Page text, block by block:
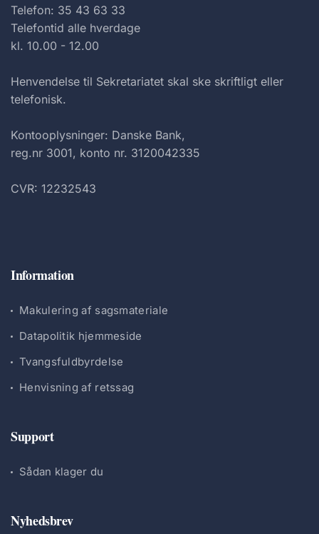
Telefon: 35 43 63 33
Telefontid alle hverdage
kl. 10.00 - 12.00
Henvendelse til Sekretariatet skal ske skriftligt eller
telefonisk.
Kontooplysninger: Danske Bank,
reg.nr 3001, konto nr. 3120042335
CVR: 12232543
Information
Makulering af sagsmateriale
Datapolitik hjemmeside
Tvangsfuldbyrdelse
Henvisning af retssag
Support
Sådan klager du
Nyhedsbrev